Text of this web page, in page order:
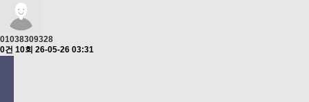
01038309328
0건 10회 26-05-26 03:31